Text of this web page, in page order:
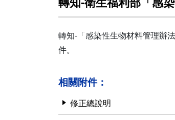
轉知-「感染性生物材料管理辦
件。
相關附件：
修正總說明